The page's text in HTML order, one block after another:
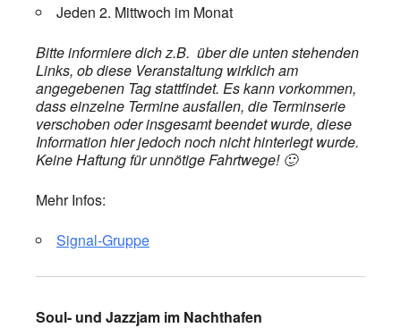
Jeden 2. Mittwoch im Monat
Bitte informiere dich z.B. über die unten stehenden
Links, ob diese Veranstaltung wirklich am
angegebenen Tag stattfindet. Es kann vorkommen,
dass einzelne Termine ausfallen, die Terminserie
verschoben oder insgesamt beendet wurde, diese
Information hier jedoch noch nicht hinterlegt wurde.
Keine Haftung für unnötige Fahrtwege! 🙂
Mehr Infos:
Signal-Gruppe
Soul- und Jazzjam im Nachthafen